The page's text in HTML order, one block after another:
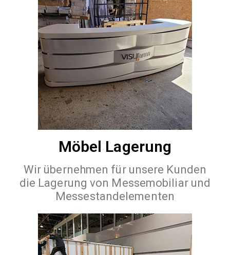
Möbel Lagerung
Wir übernehmen für unsere Kunden
die Lagerung von Messemobiliar und
Messestandelementen